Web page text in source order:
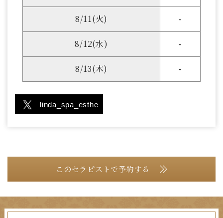
8/11(火) -
8/12(水) -
8/13(木) -
linda_spa_esthe
このセラピストで予約する